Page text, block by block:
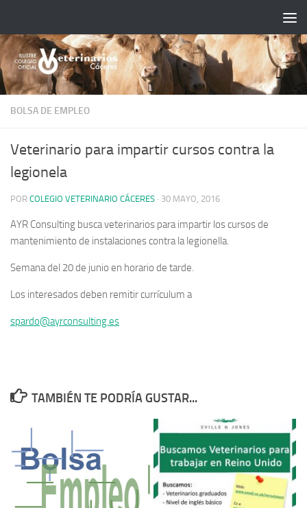
BOLSA DE EMPLEO
Veterinario para impartir cursos contra la
legionela
POR COLEGIO VETERINARIO CÁCERES · 30 MAYO, 2016
AYR Consulting busca veterinarios para impartir los cursos de
mantenimiento de instalaciones contra la legionella.
Semana del 20 de junio en horario de tarde.
Los interesados deben remitir currículum a
spardo@ayrconsulting.es
TAMBIÉN TE PODRÍA GUSTAR...